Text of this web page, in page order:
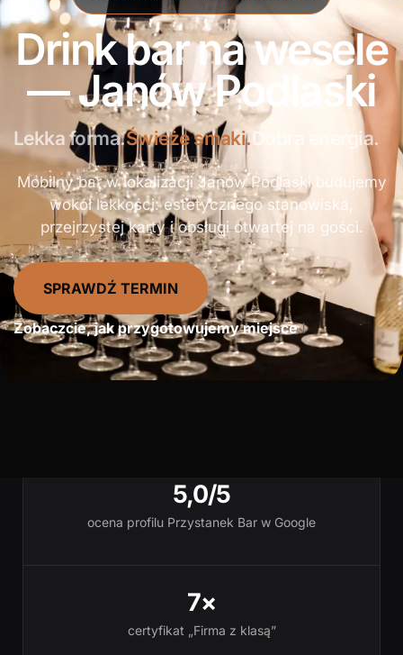
Drink bar na wesele
— Janów Podlaski
Lekka forma.Świeże smaki.Dobra energia.
Mobilny bar w lokalizacji Janów Podlaski budujemy
wokół lekkości: estetycznego stanowiska,
przejrzystej karty i obsługi otwartej na gości.
SPRAWDŹ TERMIN
Zobaczcie, jak przygotowujemy miejsce↓
5,0/5
ocena profilu Przystanek Bar w Google
7×
certyfikat „Firma z klasą”